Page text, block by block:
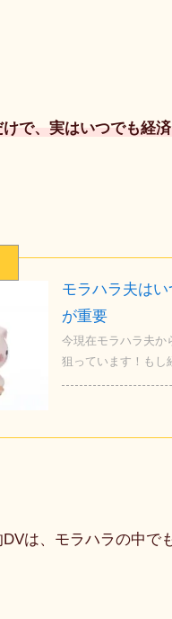
で、実はいつでも経
モラハラ夫は
が重要
今現在モラハラ夫か
狙っています！もし
は、モラハラの中で